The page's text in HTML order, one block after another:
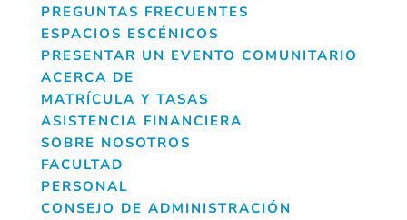
PREGUNTAS FRECUENTES
ESPACIOS ESCÉNICOS
PRESENTAR UN EVENTO COMUNITARIO
ACERCA DE
MATRÍCULA Y TASAS
ASISTENCIA FINANCIERA
SOBRE NOSOTROS
FACULTAD
PERSONAL
CONSEJO DE ADMINISTRACIÓN